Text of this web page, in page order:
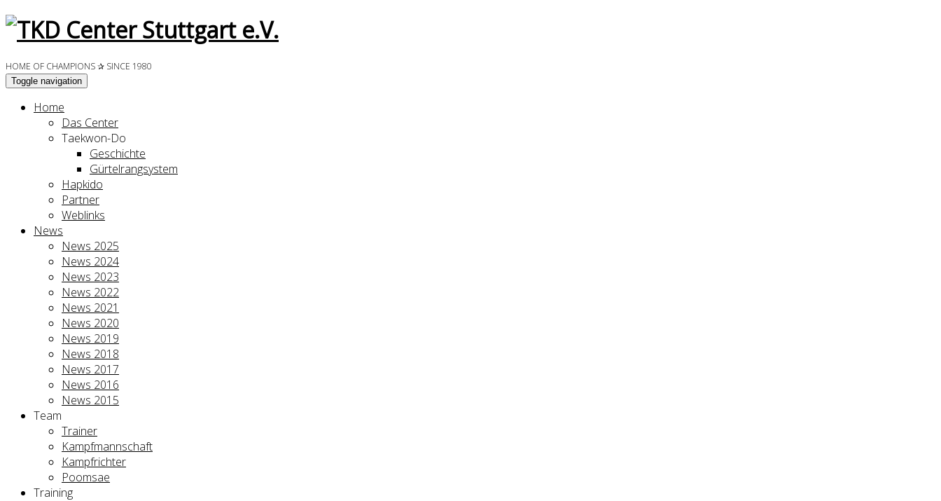
HOME OF CHAMPIONS ✰ SINCE 1980
Toggle navigation
Home
Das Center
Taekwon-Do
Geschichte
Gürtelrangsystem
Hapkido
Partner
Weblinks
News
News 2025
News 2024
News 2023
News 2022
News 2021
News 2020
News 2019
News 2018
News 2017
News 2016
News 2015
Team
Trainer
Kampfmannschaft
Kampfrichter
Poomsae
Training